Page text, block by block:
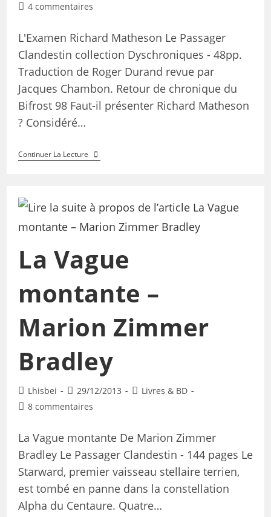
4 commentaires
L'Examen Richard Matheson Le Passager
Clandestin collection Dyschroniques - 48pp.
Traduction de Roger Durand revue par
Jacques Chambon. Retour de chronique du
Bifrost 98 Faut-il présenter Richard Matheson
? Considéré…
Continuer La Lecture
La Vague
montante –
Marion Zimmer
Bradley
Lhisbei 29/12/2013
Livres & BD
8 commentaires
La Vague montante De Marion Zimmer
Bradley Le Passager Clandestin - 144 pages Le
Starward, premier vaisseau stellaire terrien,
est tombé en panne dans la constellation
Alpha du Centaure. Quatre…